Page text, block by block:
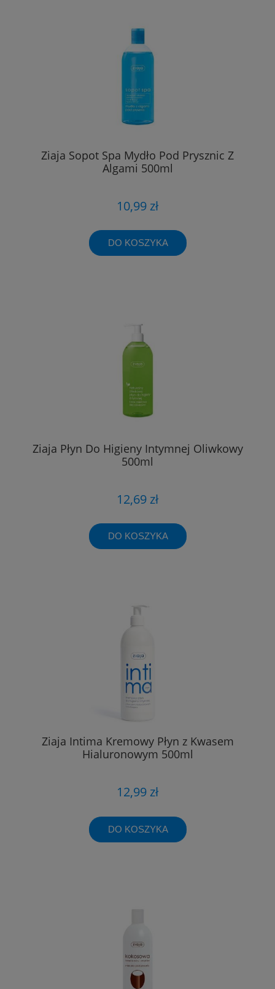
Ziaja Sopot Spa Mydło Pod Prysznic Z
Algami 500ml
10,99 zł
DO KOSZYKA
Ziaja Płyn Do Higieny Intymnej Oliwkowy
500ml
12,69 zł
DO KOSZYKA
Ziaja Intima Kremowy Płyn z Kwasem
Hialuronowym 500ml
12,99 zł
DO KOSZYKA